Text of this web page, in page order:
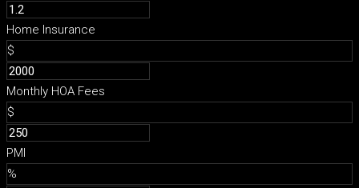
Home Insurance
$
Monthly HOA Fees
$
PMI
%